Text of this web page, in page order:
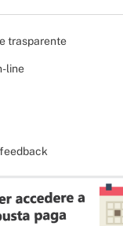
trasparente
line